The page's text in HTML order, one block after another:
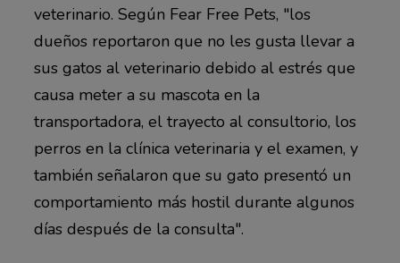
veterinario. Según Fear Free Pets, "los
dueños reportaron que no les gusta llevar a
sus gatos al veterinario debido al estrés que
causa meter a su mascota en la
transportadora, el trayecto al consultorio, los
perros en la clínica veterinaria y el examen, y
también señalaron que su gato presentó un
comportamiento más hostil durante algunos
días después de la consulta".